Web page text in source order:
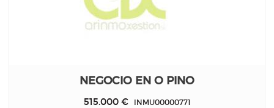
NEGOCIO EN O PINO
515.000 €INMU00000771